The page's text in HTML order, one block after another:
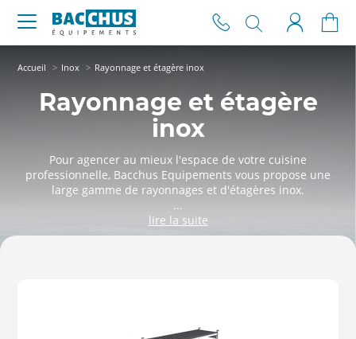
Accueil Inox Rayonnage et étagère inox
Rayonnage et étagère
inox
Pour agencer au mieux l'espace de votre cuisine
professionnelle, Bacchus Equipements vous propose une
large gamme de rayonnages et d'étagères inox.
...